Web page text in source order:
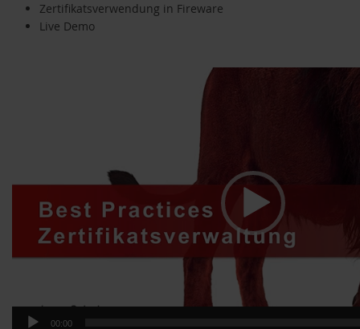
Zertifikatsverwendung in Fireware
Live Demo
00:00